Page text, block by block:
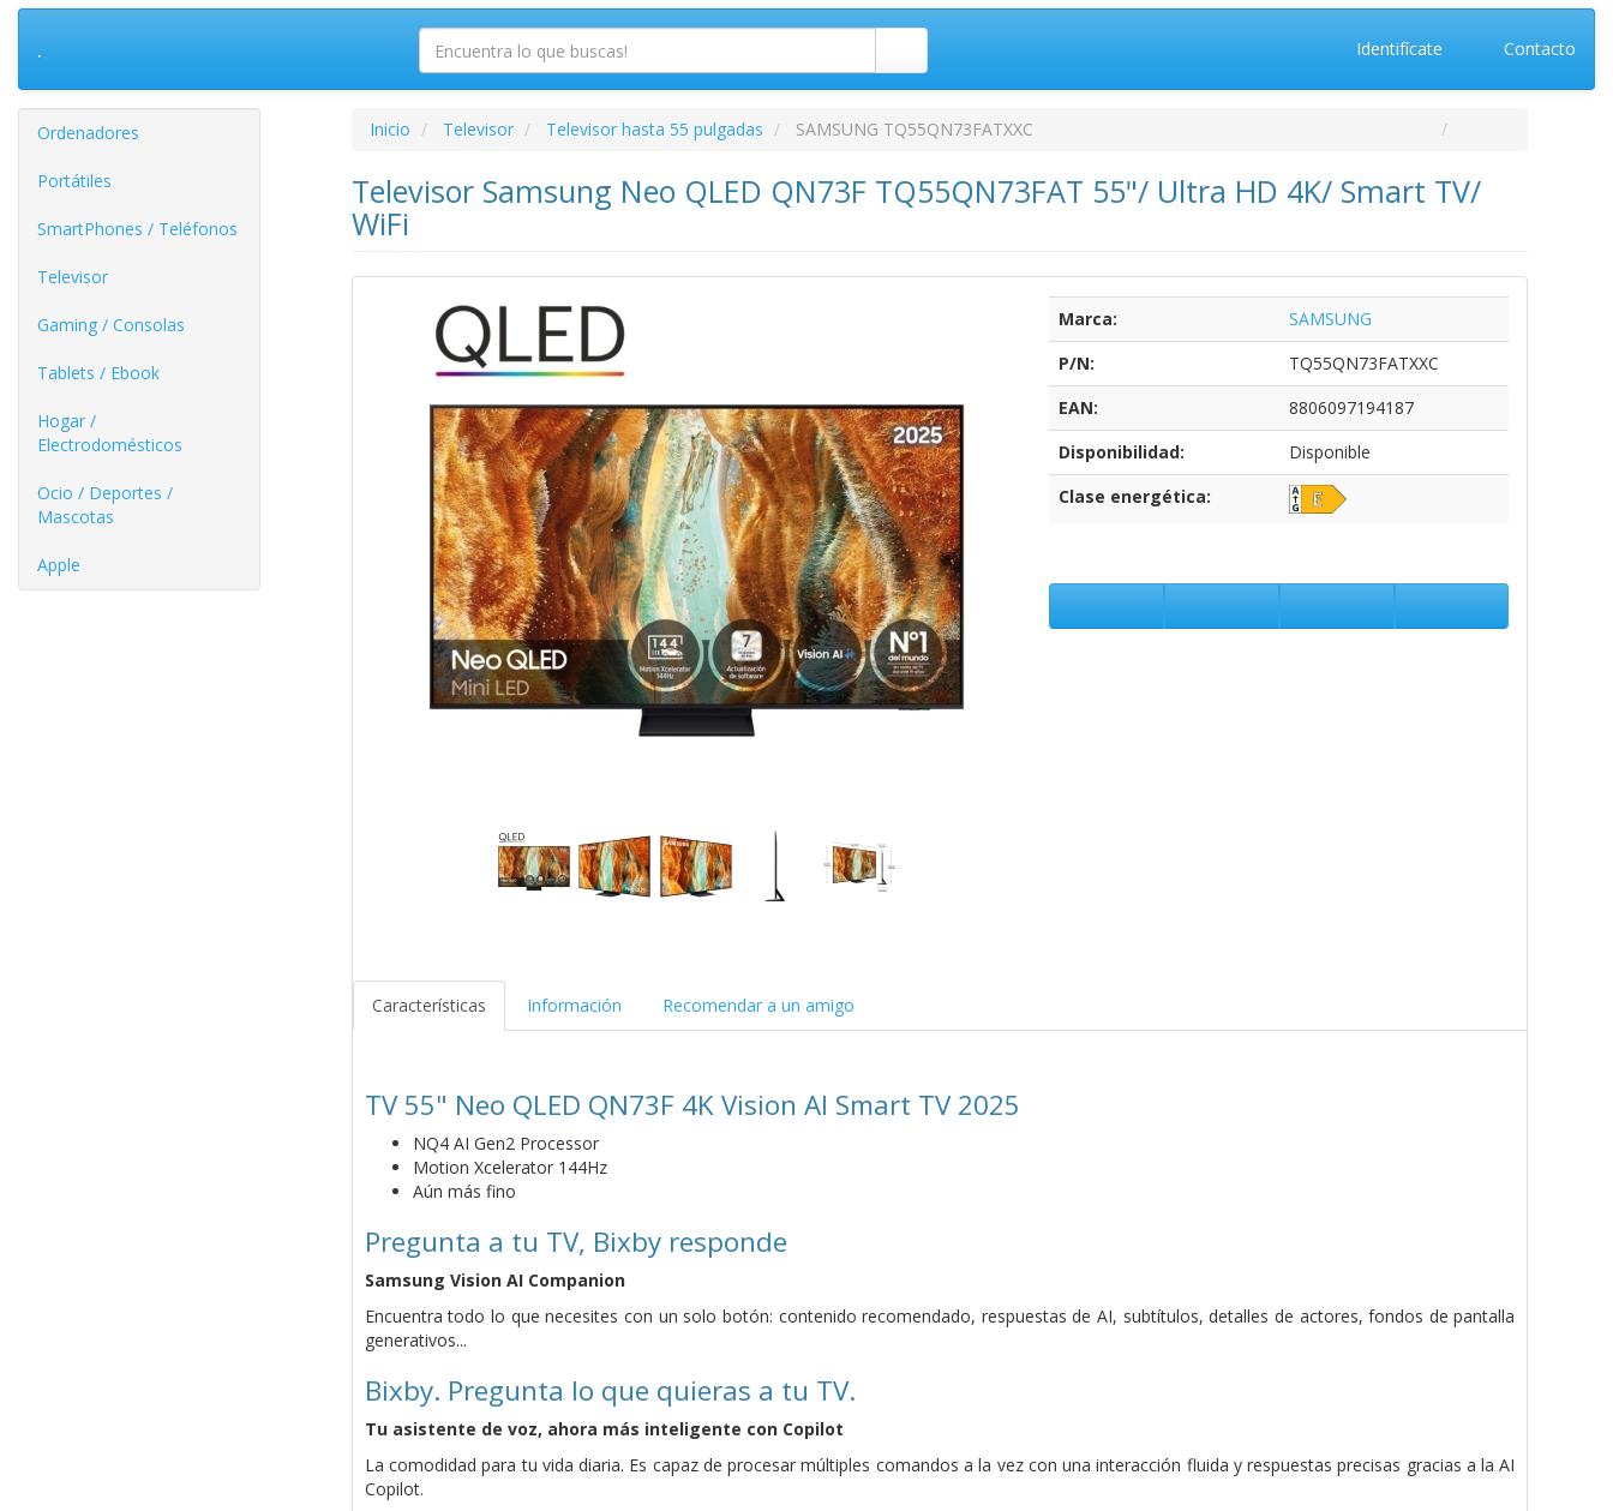
. Identifícate Contacto
Ordenadores
Portátiles
SmartPhones / Teléfonos
Televisor
Gaming / Consolas
Tablets / Ebook
Hogar /
Electrodomésticos
Ocio / Deportes /
Mascotas
Apple
Inicio Televisor Televisor hasta 55 pulgadas SAMSUNG TQ55QN73FATXXC
Televisor Samsung Neo QLED QN73F TQ55QN73FAT 55"/ Ultra HD 4K/ Smart TV/
WiFi
Marca:
SAMSUNG
P/N:
TQ55QN73FATXXC
EAN:
8806097194187
Disponibilidad:
Disponible
Clase energética:
Características Información Recomendar a un amigo
TV 55" Neo QLED QN73F 4K Vision AI Smart TV 2025
NQ4 AI Gen2 Processor
Motion Xcelerator 144Hz
Aún más fino
Pregunta a tu TV, Bixby responde
Samsung Vision AI Companion
Encuentra todo lo que necesites con un solo botón: contenido recomendado, respuestas de AI, subtítulos, detalles de actores, fondos de pantalla
generativos...
Bixby. Pregunta lo que quieras a tu TV.
Tu asistente de voz, ahora más inteligente con Copilot
La comodidad para tu vida diaria. Es capaz de procesar múltiples comandos a la vez con una interacción fluida y respuestas precisas gracias a la AI
Copilot.